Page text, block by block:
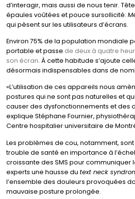
d’interagir, mais aussi de nous tenir.
épaules voûtées et pouce sursollicité:
qui pèsent sur les utilisateurs d’écrans.
Environ 75% de la population mondiale
portable et passe de deux à quatre
son écran. À cette habitude s’ajoute
désormais indispensables dans de
«L’utilisation de ces appareils nous
postures qui ne sont pas naturelles et
causer des dysfonctionnements et des
explique Stéphane Fournier,
Centre hospitalier universitaire de
Les problèmes de cou, notamment,
trouble de santé en importance à
croissante des SMS pour communiquer
experts une hausse du text neck
l’ensemble des douleurs provoquées
mauvaise posture prolongée.